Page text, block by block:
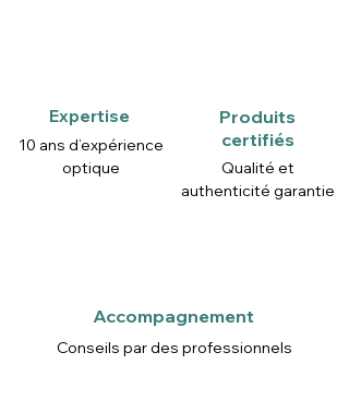
Expertise
10 ans d’expérience
optique
Produits
certifiés
Qualité et
authenticité garantie
Accompagnement
Conseils par des professionnels